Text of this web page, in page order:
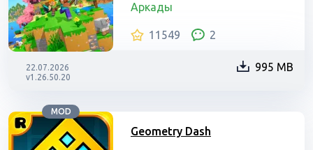
Аркады
11549 2
22.07.2026
v1.26.50.20
995 MB
MOD
Geometry Dash